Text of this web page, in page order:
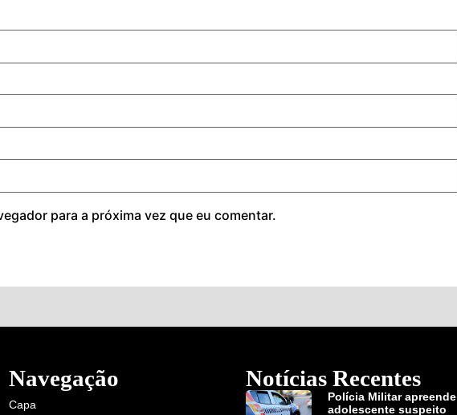
para a próxima vez que eu comentar.
Navegação
Capa
Notícias Recentes
Polícia Militar apreende
adolescente suspeito